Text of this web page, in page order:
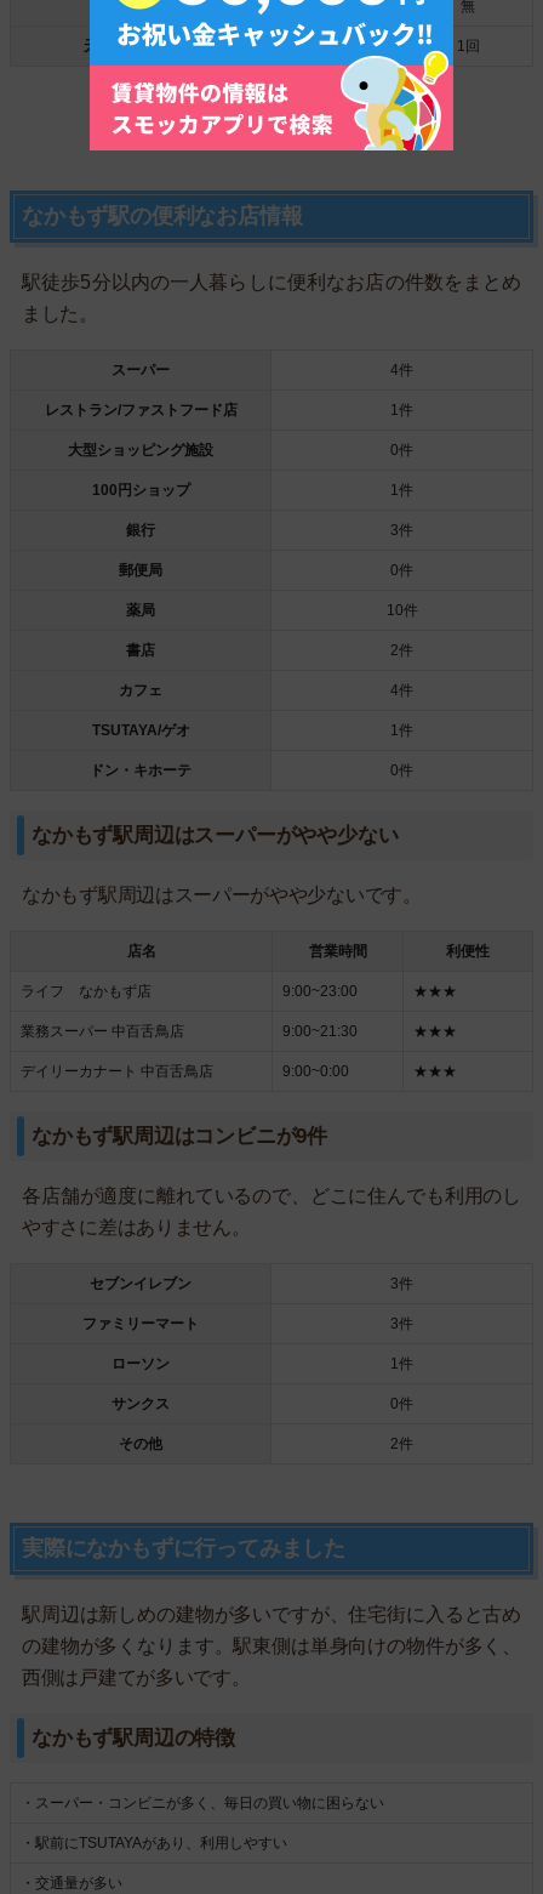
心斎橋駅 約26分 無
天神橋筋六丁目駅 約36分 1回
主要駅からの終電の時間はこちら
なかもず駅の便利なお店情報
駅徒歩5分以内の一人暮らしに便利なお店の件数をまとめ
ました。
スーパー 4件
レストラン/ファストフード店 1件
大型ショッピング施設 0件
100円ショップ 1件
銀行 3件
郵便局 0件
薬局 10件
書店 2件
カフェ 4件
TSUTAYA/ゲオ 1件
ドン・キホーテ 0件
なかもず駅周辺はスーパーがやや少ない
なかもず駅周辺はスーパーがやや少ないです。
店名 営業時間 利便性
ライフ なかもず店 9:00~23:00 ★★★
業務スーパー 中百舌鳥店 9:00~21:30 ★★★
デイリーカナート 中百舌鳥店 9:00~0:00 ★★★
なかもず駅周辺はコンビニが9件
各店舗が適度に離れているので、どこに住んでも利用のし
やすさに差はありません。
セブンイレブン 3件
ファミリーマート 3件
ローソン 1件
サンクス 0件
その他 2件
実際になかもずに行ってみました
駅周辺は新しめの建物が多いですが、住宅街に入ると古め
の建物が多くなります。駅東側は単身向けの物件が多く、
西側は戸建てが多いです。
なかもず駅周辺の特徴
・スーパー・コンビニが多く、毎日の買い物に困らない
・駅前にTSUTAYAがあり、利用しやすい
・交通量が多い